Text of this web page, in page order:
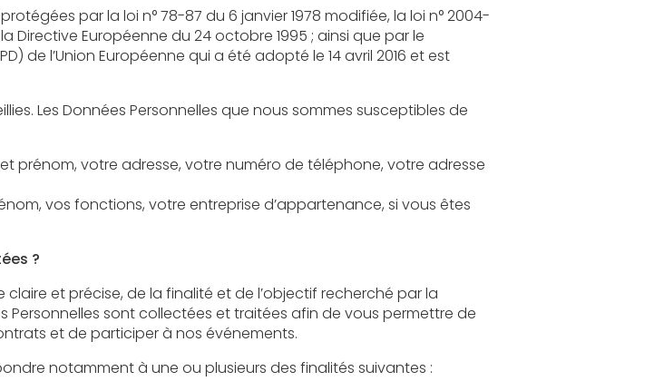
loi n° 78-87 du 6 janvier 1978 modifiée, la loi n° 2004-
du 24 octobre 1995 ; ainsi que par le
qui a été adopté le 14 avril 2016 et est
que nous sommes susceptibles de
votre numéro de téléphone, votre adresse
votre entreprise d’appartenance, si vous êtes
?
de la finalité et de l’objectif recherché par la
et traitées afin de vous permettre de
bénéficier de nos offres de services, d’exécuter nos contrats et de participer à nos événements.
Le Traitement de vos Données Personnelles tend à répondre notamment à une ou plusieurs des finalités suivantes :